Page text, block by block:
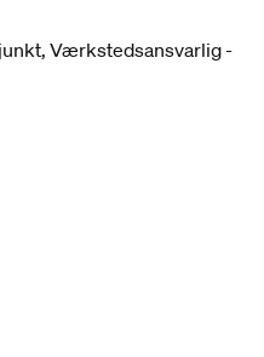
Værkstedsansvarlig -